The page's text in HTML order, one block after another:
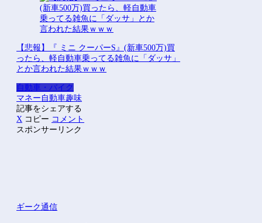
【悲報】『 ミニ クーパーS』(新車500万)買
ったら、軽自動車乗ってる雑魚に「ダッサ」
とか言われた結果ｗｗｗ
自動車・バイク
マネー 自動車趣味
記事をシェアする
X コピー コメント
スポンサーリンク
ギーク通信